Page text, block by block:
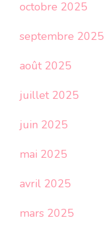
octobre 2025
septembre 2025
août 2025
juillet 2025
juin 2025
mai 2025
avril 2025
mars 2025